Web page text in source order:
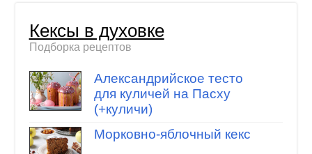
Кексы в духовке
Подборка рецептов
Александрийское тесто
для куличей на Пасху
(+куличи)
Морковно-яблочный кекс